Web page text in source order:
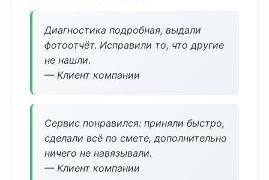
Диагностика подробная, выдали
фотоотчёт. Исправили то, что другие
не нашли.
— Клиент компании
Сервис понравился: приняли быстро,
сделали всё по смете, дополнительно
ничего не навязывали.
— Клиент компании